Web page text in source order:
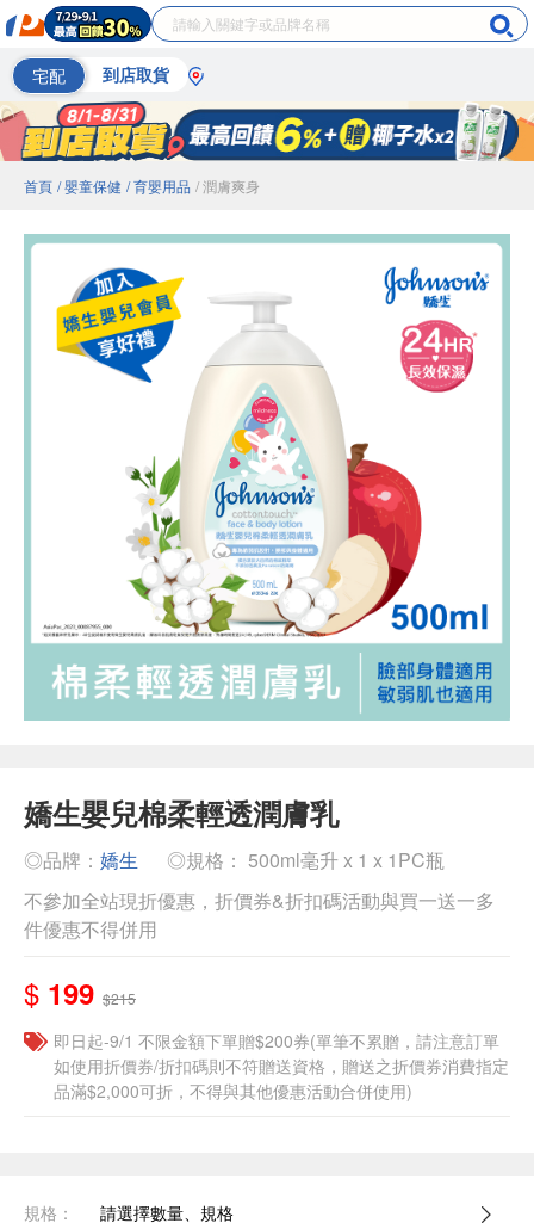
宅配 到店取貨
首頁 / 嬰童保健 / 育嬰用品 / 潤膚爽身
嬌生嬰兒棉柔輕透潤膚乳
◎品牌： 嬌生
◎規格： 500ml毫升 x 1 x 1PC瓶
不參加全站現折優惠，折價券&折扣碼活動與買一送一多
件優惠不得併用
$ 199 $215
即日起-9/1 不限金額下單贈$200券(單筆不累贈，請注意訂單
如使用折價券/折扣碼則不符贈送資格，贈送之折價券消費指定
品滿$2,000可折，不得與其他優惠活動合併使用)
規格： 請選擇數量、規格